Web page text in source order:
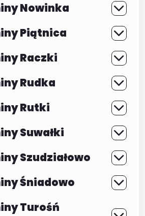
Nowinka
Piątnica
Raczki
Rudka
Rutki
Suwałki
Szudziałowo
Śniadowo
Turośń